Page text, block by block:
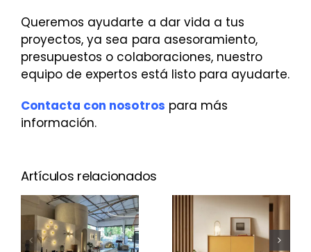
Queremos ayudarte a dar vida a tus
proyectos, ya sea para asesoramiento,
presupuestos o colaboraciones, nuestro
equipo de expertos está listo para ayudarte.
Contacta con nosotros para más
información.
Artículos relacionados
¿Cuánto
cuesta un Nuevo Aura